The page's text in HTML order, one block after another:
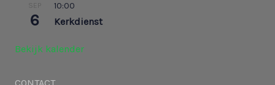
6
10:00
Kerkdienst
Bekijk kalender